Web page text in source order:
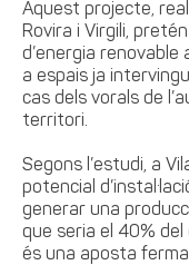
Aquest projecte,
Rovira i Virgili,
d’energia renovable
a espais ja
cas dels vorals de
territori.
Segons l’estudi, a
potencial
generar una
que seria el 40%
és una aposta